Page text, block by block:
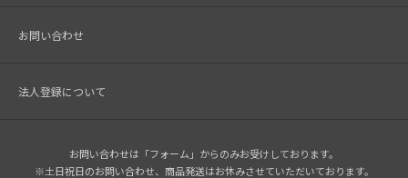
お問い合わせ
法人登録について
お問い合わせは「フォーム」からのみお受けしております。
※土日祝日のお問い合わせ、商品発送はお休みさせていただいております。